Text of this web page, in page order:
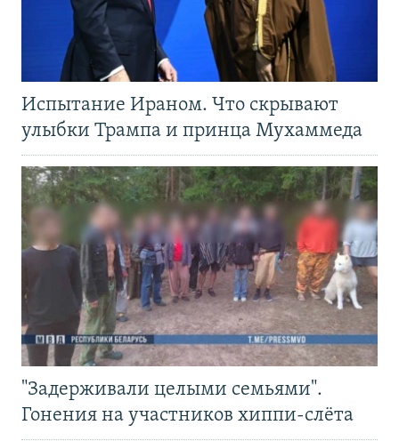
Испытание Ираном. Что скрывают
улыбки Трампа и принца Мухаммеда
"Задерживали целыми семьями".
Гонения на участников хиппи-слёта